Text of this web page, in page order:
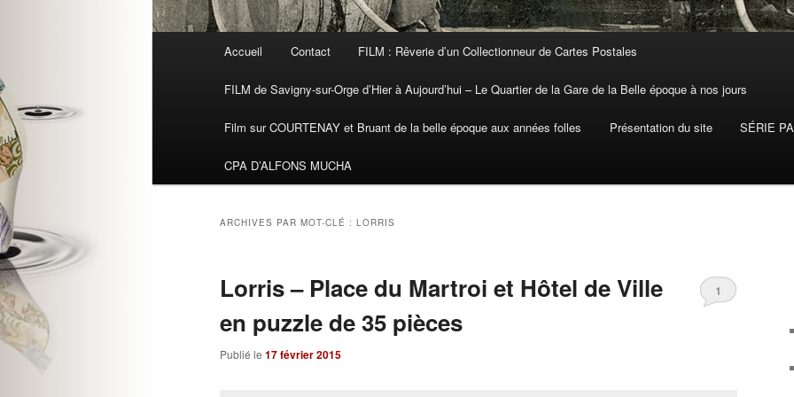
Accueil Contact FILM : Rêverie d’un Collectionneur de Cartes Postales
FILM de Savigny-sur-Orge d’Hier à Aujourd’hui – Le Quartier de la Gare de la Belle époque à nos jours
Film sur COURTENAY et Bruant de la belle époque aux années folles Présentation du site SÉRIE
CPA D’ALFONS MUCHA
ARCHIVES PAR MOT-CLÉ : LORRIS
Lorris – Place du Martroi et Hôtel de Ville
en puzzle de 35 pièces
Publié le 17 février 2015
1